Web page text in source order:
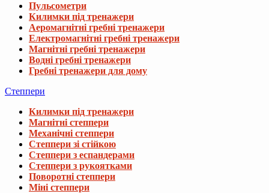
Пульсометри
Килимки під тренажери
Аеромагнітні гребні тренажери
Електромагнітні гребні тренажери
Магнітні гребні тренажери
Водні гребні тренажери
Гребні тренажери для дому
Степпери
Килимки під тренажери
Магнітні степпери
Механічні степпери
Степпери зі стійкою
Степпери з еспандерами
Степпери з рукоятками
Поворотні степпери
Міні степпери